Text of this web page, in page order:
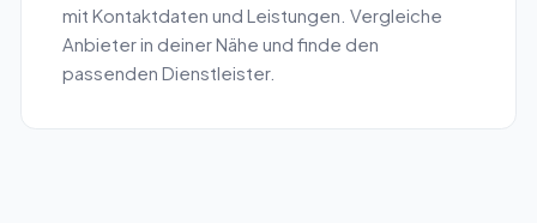
mit Kontaktdaten und Leistungen. Vergleiche
Anbieter in deiner Nähe und finde den
passenden Dienstleister.